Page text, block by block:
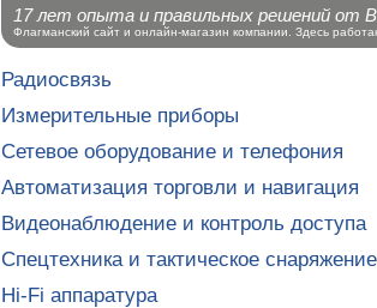
Радиосвязь
Измерительные приборы
Сетевое оборудование и телефония
Автоматизация торговли и навигация
Видеонаблюдение и контроль доступа
Спецтехника и тактическое снаряжение
Hi-Fi аппаратура
17 лет опыта и правильных решений от
Флагманский сайт и онлайн-магазин компании. Здесь